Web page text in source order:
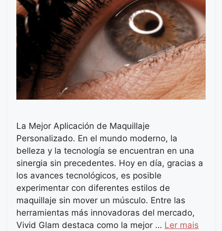
La Mejor Aplicación de Maquillaje
Personalizado. En el mundo moderno, la
belleza y la tecnología se encuentran en una
sinergia sin precedentes. Hoy en día, gracias a
los avances tecnológicos, es posible
experimentar con diferentes estilos de
maquillaje sin mover un músculo. Entre las
herramientas más innovadoras del mercado,
Vivid Glam destaca como la mejor … Ler mais